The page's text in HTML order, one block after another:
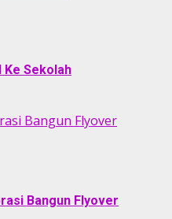
Ke Sekolah
Bangun Flyover
Bangun Flyover